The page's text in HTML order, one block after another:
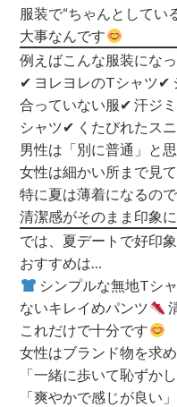
服装で“ちゃんとしてい
大事なんです
例えばこんな服装にな
✔ ヨレヨレのTシャツ✔
合っていない服 ✔ 汗ジ
シャツ✔ くたびれたス
男性は「別に普通」と
女性は細かい所まで見
特に夏は薄着になるので
清潔感がそのまま印象に
では、夏デートで好印
おすすめは…
シンプルな無地Tシ
ないキレイめパンツ
これだけで十分です
女性はブランド物を求
「一緒に歩いて恥ずか
「爽やかで感じが良い」